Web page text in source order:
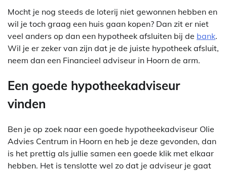
Mocht je nog steeds de loterij niet gewonnen hebben en
wil je toch graag een huis gaan kopen? Dan zit er niet
veel anders op dan een hypotheek afsluiten bij de bank.
Wil je er zeker van zijn dat je de juiste hypotheek afsluit,
neem dan een Financieel adviseur in Hoorn de arm.
Een goede hypotheekadviseur
vinden
Ben je op zoek naar een goede hypotheekadviseur Olie
Advies Centrum in Hoorn en heb je deze gevonden, dan
is het prettig als jullie samen een goede klik met elkaar
hebben. Het is tenslotte wel zo dat je adviseur je gaat